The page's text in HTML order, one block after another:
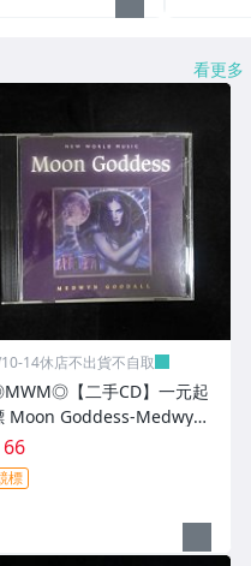
看更多
14休店不出貨不自取
【二手CD】一元起
Moon Goddess-Medwyn
介紹紙 光碟污痕少
66
標